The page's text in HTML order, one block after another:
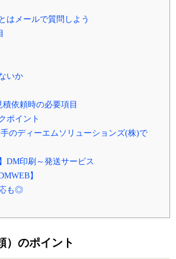
はメールで質問しよう
いか
依頼時の必要項目
ポイント
のディーエムソリューションズ(株)で
DM印刷～発送サービス
】
も◎
）のポイント